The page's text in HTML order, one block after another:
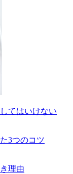
てはいけない
3つのコツ
理由